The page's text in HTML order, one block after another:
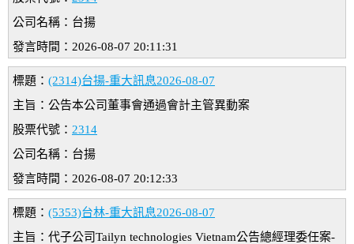
公司名稱：台揚
發言時間：2026-08-07 20:11:31
標題： (2314)台揚-重大訊息2026-08-07
主旨：公告本公司董事會通過會計主管異動案
股票代號： 2314
公司名稱：台揚
發言時間：2026-08-07 20:12:33
標題： (5353)台林-重大訊息2026-08-07
主旨：代子公司Tailyn technologies Vietnam公告總經理委任案-